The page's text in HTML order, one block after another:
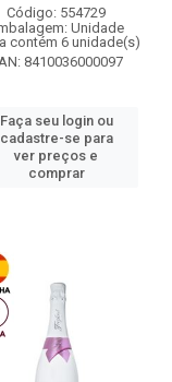
Código: 554729
Unidade
contém 6 unidade(s)
8410036000097
Faça seu login ou
cadastre-se para
ver preços e
comprar